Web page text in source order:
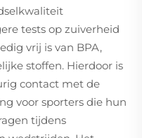
tests op zuiverheid
vrij is van BPA,
stoffen. Hierdoor is
contact met de
voor sporters die hun
tijdens